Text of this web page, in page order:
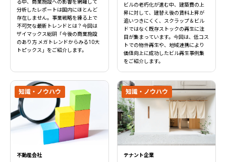
る中、商業施設への影響を網羅して
分析したレポートは国内にほとんど
存在しません。事業戦略を練る上で
不可欠な最新トレンドとは？今回は
ザイマックス総研「今後の商業施設
のあり方 メガトレンドからみる10大
トピックス」をご紹介します。
ビルの老朽化が進む中、建築費の上
昇に対して、建替え後の賃料上昇が
追いつきにくく、スクラップ＆ビル
ドではなく既存ストックの再生に注
目が集まっています。今回は、低コス
トでの物件再生や、地域連携により
価値向上に成功したビル再生事例集
をご紹介します。
不動産会社
知識・ノウハウ
テナント企業
知識・ノウハウ